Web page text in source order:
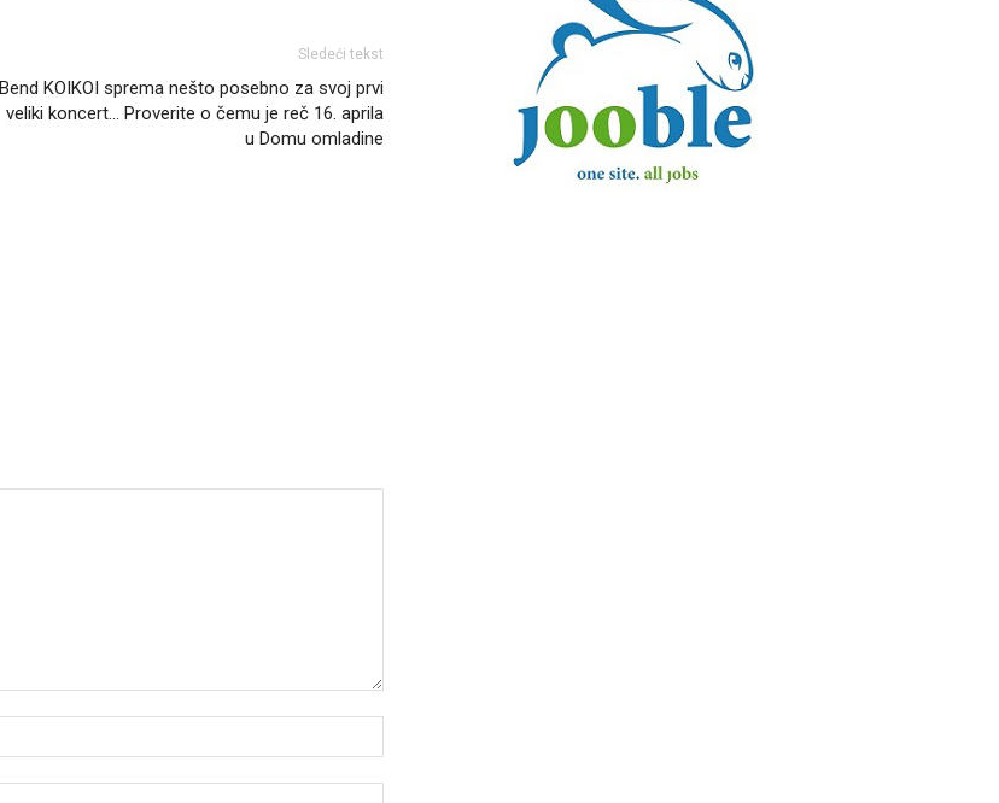
Sledeći tekst
Bend KOIKOI sprema nešto posebno za svoj prvi
veliki koncert… Proverite o čemu je reč 16. aprila
u Domu omladine